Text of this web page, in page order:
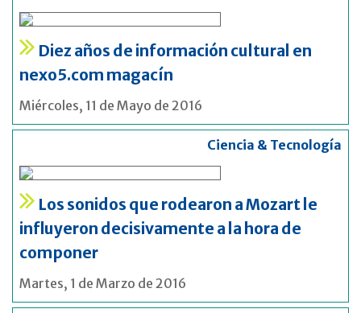
Diez años de información cultural en
nexo5.com magacín
Miércoles, 11 de Mayo de 2016
Ciencia & Tecnología
Los sonidos que rodearon a Mozart le
influyeron decisivamente a la hora de
componer
Martes, 1 de Marzo de 2016